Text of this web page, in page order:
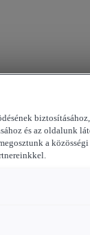
és az oldalunk
a